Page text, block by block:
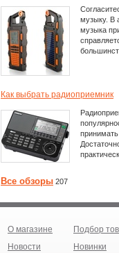
музыку. В
музыка
Как выбрать радиоприемник
Все обзоры 207
О магазине
Новости
Подбор
Новинки